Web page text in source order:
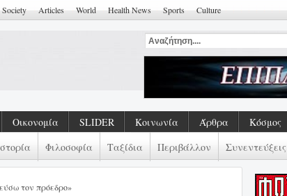
Society Articles World Health News Sports Culture
Απλά Μια Παράσταση
Οικονομία SLIDER Κοινωνία Άρθρα Κόσμος
Φιλοσοφία Ταξίδια Περιβάλλον Συνεντεύξεις
τον πρόεδρο»